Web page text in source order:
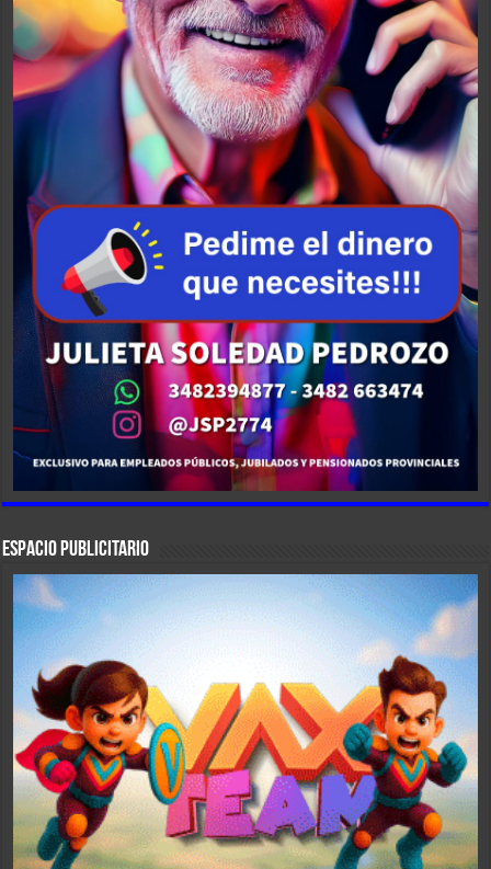
ESPACIO PUBLICITARIO